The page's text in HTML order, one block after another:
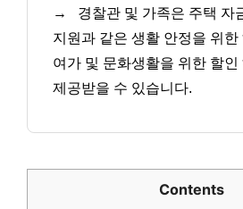
→
경찰관 및 가족은 주택 자
지원과 같은 생활 안정을 위
여가 및 문화생활을 위한 할인
제공받을 수 있습니다.
Contents